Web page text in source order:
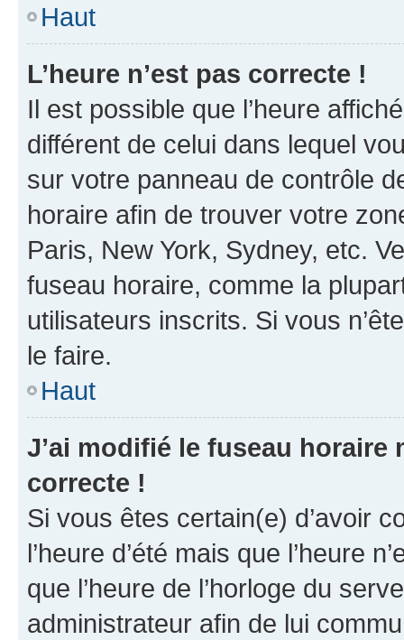
Haut
L’heure n’est pas correcte !
Il est possible que l’heure
différent de celui dans lequel
sur votre panneau de contrôle
horaire afin de trouver votre
Paris, New York, Sydney, etc.
fuseau horaire, comme la
utilisateurs inscrits. Si vous
le faire.
Haut
J’ai modifié le fuseau horaire
correcte !
Si vous êtes certain(e) d’avoir
l’heure d’été mais que l’heure
que l’heure de l’horloge du
administrateur afin de lui